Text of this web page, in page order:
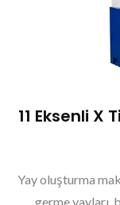
11 Eksenli
Yay oluşturma
germe yayları,